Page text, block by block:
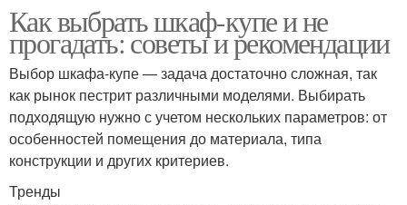
Как выбрать шкаф-купе и не
прогадать: советы и рекомендации
Выбор шкафа-купе — задача достаточно сложная, так
как рынок пестрит различными моделями. Выбирать
подходящую нужно с учетом нескольких параметров: от
особенностей помещения до материала, типа
конструкции и других критериев.
Тренды